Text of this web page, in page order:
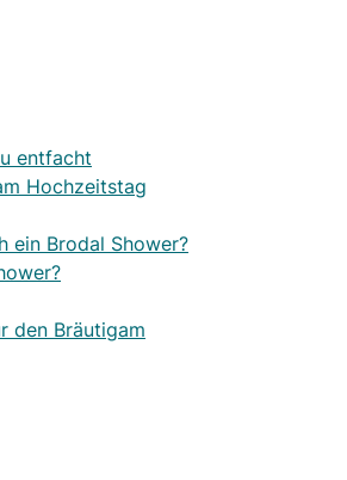
entfacht
Hochzeitstag
ein Brodal Shower?
den Bräutigam